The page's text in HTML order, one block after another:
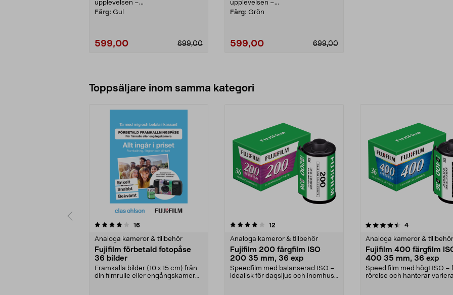
upplevelsen –...
Färg: Gul
699,00
599,00
upplevelsen –...
Färg: Grön
699,00
599,00
Toppsäljare inom samma kategori
16recensioner
Analoga kameror & tillbehör
Fujifilm förbetald fotopåse
36 bilder
Framkalla bilder (10 x 15 cm) från
din filmrulle eller engångskamera.
4.0 av 5 stjärnor 12
Analoga kameror & tillbehör
Fujifilm 200 färgfilm ISO
200 35 mm, 36 exp
Speedfilm med balanserad ISO –
idealisk för dagsljus och inomhus
4.5 av 5 stjärnor 4recensioner
Analoga kameror & tillbehör
Fujifilm 400 färgfilm
400 35 mm, 36 exp
Speed film med högt ISO –
rörelse och hanterar
0.0 av 5 stjärnor